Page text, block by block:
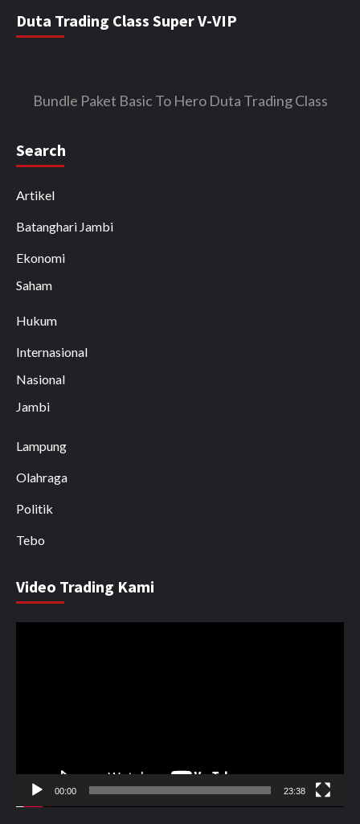
Duta Trading Class Super V-VIP
Bundle Paket Basic To Hero Duta Trading Class
Search
Artikel
Batanghari Jambi
Ekonomi
Saham
Hukum
Internasional
Nasional
Jambi
Lampung
Olahraga
Politik
Tebo
Video Trading Kami
00:00 23:38